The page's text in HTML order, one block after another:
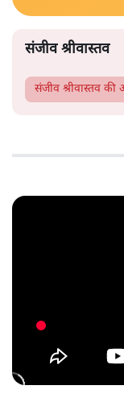
संजीव श्रीवास्तव
संजीव श्रीवास्तव की